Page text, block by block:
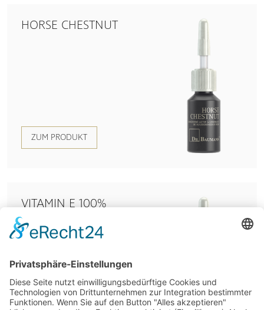
HORSE CHESTNUT
ZUM PRODUKT
VITAMIN E 100%
NATURAL SOURCE